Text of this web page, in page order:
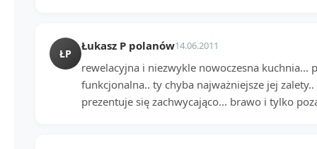
ŁP
Łukasz P polanów14.06.2011
rewelacyjna i niezwykle nowoczesna kuchnia...
funkcjonalna.. ty chyba najważniejsze jej
prezentuje się zachwycająco... brawo i tylko